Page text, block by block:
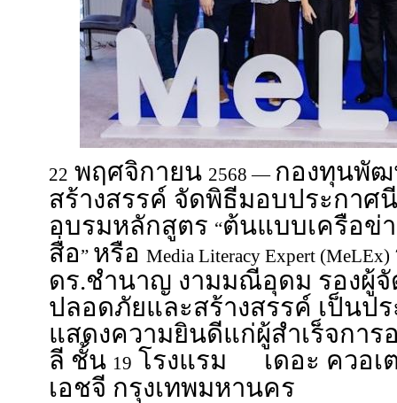
22 พฤศจิกายน 2568 — กองทุนพั
สร้างสรรค์ จัดพิธีมอบประกาศ
อบรมหลักสูตร “ต้นแบบเครือข่
สื่อ” หรือ Media Literacy Expert (MeLEx)
ดร.ชำนาญ งามมณีอุดม รองผู้
ปลอดภัยและสร้างสรรค์ เป็นป
แสดงความยินดีแก่ผู้สำเร็จกา
ลี ชั้น 19 โรงแรม เดอะ ควอเ
เอชจี กรุงเทพมหานคร